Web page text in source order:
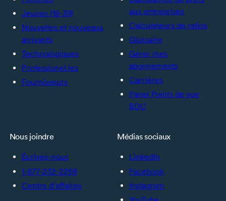
Jeunes (18-39)
Nouvelles et nouveaux
arrivants
Technologiques
Professionel.les
Fournisseurs
aux entreprises
Calculateurs de ratios
Glossaire
Gérer mes
abonnements
Carrières
Panel Points de vue
BDC
Nous joindre
Écrivez-nous
1-877-232-2269
Centre d’affaires
Médias sociaux
LinkedIn
Facebook
Instagram